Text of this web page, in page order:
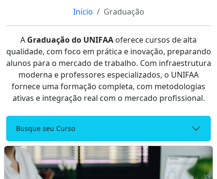
Início Graduação
A Graduação do UNIFAA oferece cursos de alta
qualidade, com foco em prática e inovação, preparando
alunos para o mercado de trabalho. Com infraestrutura
moderna e professores especializados, o UNIFAA
fornece uma formação completa, com metodologias
ativas e integração real com o mercado profissional.
Busque seu Curso